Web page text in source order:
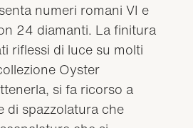
numeri romani VI e
24 diamanti. La finitura
riflessi di luce su molti
Oyster
si fa ricorso a
di spazzolatura che